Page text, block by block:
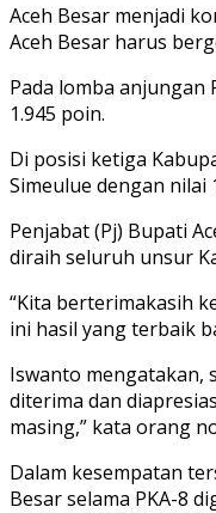
Aceh Besar menjadi
Aceh Besar harus
Pada lomba anjungan
1.945 poin.
Di posisi ketiga
Simeulue dengan nilai
Penjabat (Pj) Bupati
diraih seluruh unsur
“Kita berterimakasih
ini hasil yang terbaik
Iswanto mengatakan,
diterima dan
masing,” kata orang
Dalam kesempatan
Besar selama PKA-8